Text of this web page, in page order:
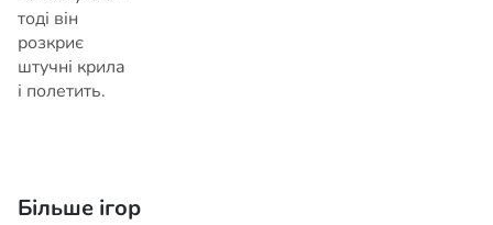
тоді він
розкриє
штучні крила
і полетить.
Більше ігор